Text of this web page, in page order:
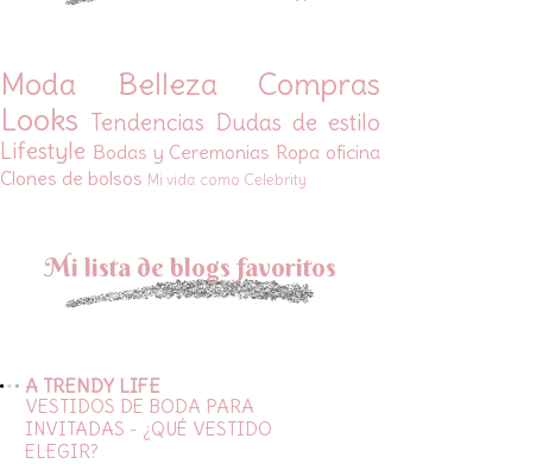
Moda Belleza
Compras
Looks Tendencias Dudas de estilo
Lifestyle Bodas y Ceremonias Ropa oficina
Clones de bolsos Mi vida como Celebrity
Mi lista de blogs favoritos
A TRENDY LIFE
VESTIDOS DE BODA PARA
INVITADAS - ¿QUÉ VESTIDO
ELEGIR?